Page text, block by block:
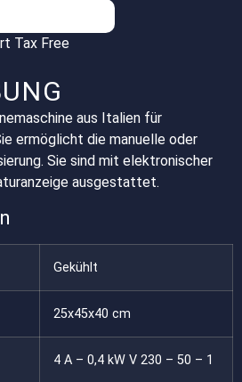
Tax Free
aus Italien für
ermöglicht die manuelle oder
Sie sind mit elektronischer
ausgestattet.
Gekühlt
25x45x40 cm
4 A – 0,4 kW V 230 – 50 – 1